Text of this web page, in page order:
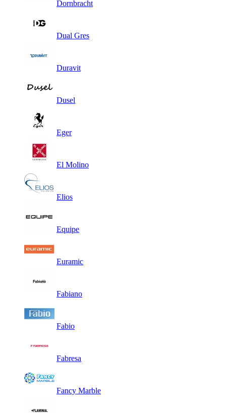
Dornbracht
Dual Gres
Duravit
Dusel
Eger
El Molino
Elios
Equipe
Euramic
Fabiano
Fabio
Fabresa
Fancy Marble